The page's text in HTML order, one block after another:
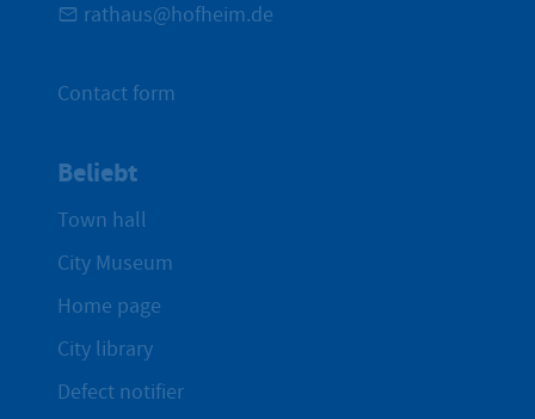
rathaus@hofheim.de
Contact form
Beliebt
Town hall
City Museum
Home page
City library
Defect notifier